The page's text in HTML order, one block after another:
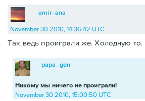
amir_ana
November 30 2010, 14:36:42 UTC
Так ведь проиграли же. Холодную то.
Никому мы ничего не проиграли!
papa_gen
November 30 2010, 15:00:50 UTC